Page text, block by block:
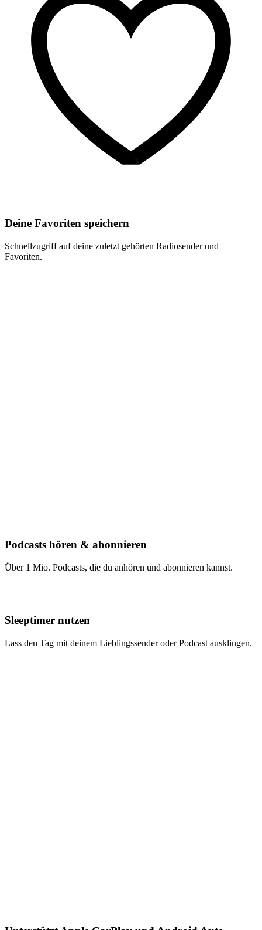
Deine Favoriten speichern
Schnellzugriff auf deine zuletzt gehörten Radiosender und
Favoriten.
Podcasts hören & abonnieren
Über 1 Mio. Podcasts, die du anhören und abonnieren kannst.
Sleeptimer nutzen
Lass den Tag mit deinem Lieblingssender oder Podcast ausklingen.